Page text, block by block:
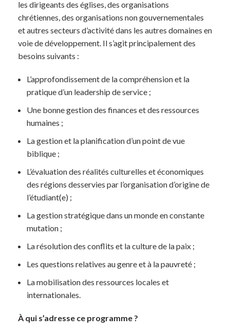
les dirigeants des églises, des organisations
chrétiennes, des organisations non gouvernementales
et autres secteurs d’activité dans les autres domaines en
voie de développement. Il s’agit principalement des
besoins suivants :
L’approfondissement de la compréhension et la
pratique d’un leadership de service ;
Une bonne gestion des finances et des ressources
humaines ;
La gestion et la planification d’un point de vue
biblique ;
L’évaluation des réalités culturelles et économiques
des régions desservies par l’organisation d’origine de
l’étudiant(e) ;
La gestion stratégique dans un monde en constante
mutation ;
La résolution des conflits et la culture de la paix ;
Les questions relatives au genre et à la pauvreté ;
La mobilisation des ressources locales et
internationales.
À qui s’adresse ce programme ?